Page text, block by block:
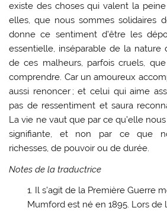
existe des choses qui valent la
elles, que nous sommes solidaires
donne ce sentiment d’être les
essentielle, inséparable de la nature
de ces malheurs, parfois cruels,
comprendre. Car un amoureux
aussi renoncer ; et celui qui aime
pas de ressentiment et saura
La vie ne vaut que par ce qu’elle
signifiante, et non par ce que
richesses, de pouvoir ou de durée.
Notes de la traductrice
Il s’agit de la Première Guerre
Mumford est né en 1895. Lors de